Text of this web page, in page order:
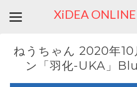
XiDEA
ねうちゃん 2020年
ン「羽化-UKA」